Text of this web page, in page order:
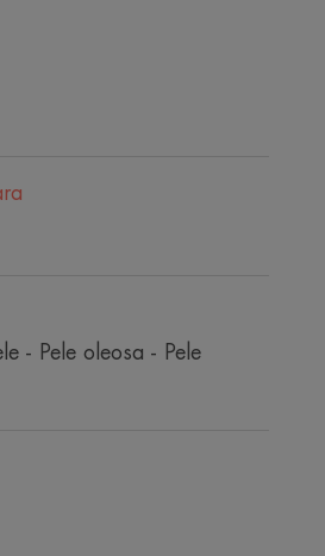
- Pele oleosa - Pele